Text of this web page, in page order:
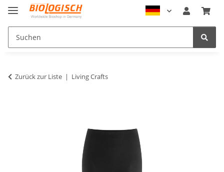
Zurück zur Liste Living Crafts